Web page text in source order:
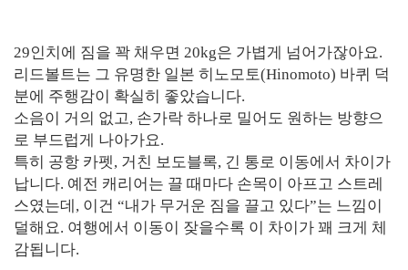
29인치에 짐을 꽉 채우면 20kg은 가볍게 넘어가잖아요.
리드볼트는 그 유명한 일본 히노모토(Hinomoto) 바퀴 덕
분에 주행감이 확실히 좋았습니다.
소음이 거의 없고, 손가락 하나로 밀어도 원하는 방향으
로 부드럽게 나아가요.
특히 공항 카펫, 거친 보도블록, 긴 통로 이동에서 차이가
납니다. 예전 캐리어는 끌 때마다 손목이 아프고 스트레
스였는데, 이건 “내가 무거운 짐을 끌고 있다”는 느낌이
덜해요. 여행에서 이동이 잦을수록 이 차이가 꽤 크게 체
감됩니다.